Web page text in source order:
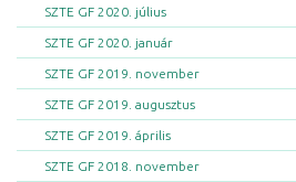
SZTE GF 2020. július
SZTE GF 2020. január
SZTE GF 2019. november
SZTE GF 2019. augusztus
SZTE GF 2019. április
SZTE GF 2018. november